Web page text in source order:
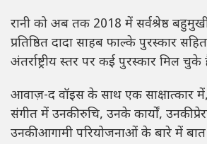
रानी को अब तक 2018 में सर्वश्रेष्ठ
प्रतिष्ठित दादा साहब फाल्के पुरस्कार सहित
अंतर्राष्ट्रीय स्तर पर कई पुरस्कार मिल चुके
आवाज़-द वॉइस के साथ एक साक्षात्कार में,
संगीत में उनकी रुचि, उनके कार्यों, उनकी
उनकी आगामी परियोजनाओं के बारे में बात